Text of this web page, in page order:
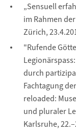
„Sensuell
im Rahmen
Zürich,
"Rufende
durch
Fachtagung
reloaded:
und pluraler
Karlsruhe,